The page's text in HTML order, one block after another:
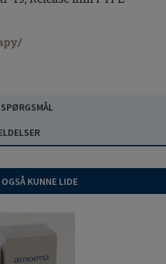
KUNNE LIDE